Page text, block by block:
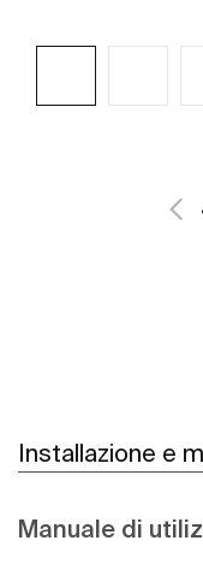
Installazione e
Manuale di